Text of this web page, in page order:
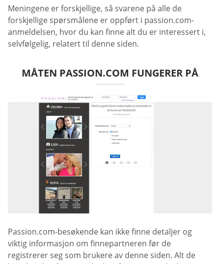
Meningene er forskjellige, så svarene på alle de
forskjellige spørsmålene er oppført i passion.com-
anmeldelsen, hvor du kan finne alt du er interessert i,
selvfølgelig, relatert til denne siden.
MÅTEN PASSION.COM FUNGERER PÅ
Passion.com-besøkende kan ikke finne detaljer og
viktig informasjon om finnepartneren før de
registrerer seg som brukere av denne siden. Alt de